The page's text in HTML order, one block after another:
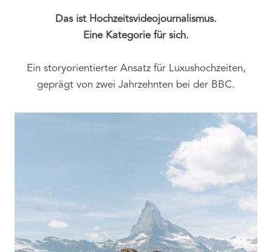
Das ist Hochzeitsvideojournalismus.
Eine Kategorie für sich.
Ein storyorientierter Ansatz für Luxushochzeiten,
geprägt von zwei Jahrzehnten bei der BBC.